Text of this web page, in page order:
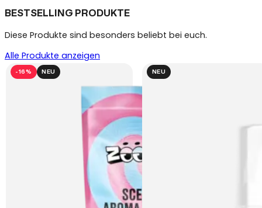
BESTSELLING PRODUKTE
Diese Produkte sind besonders beliebt bei euch.
Alle Produkte anzeigen
-16% NEU NEU